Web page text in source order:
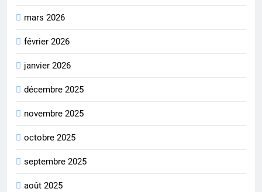
mars 2026
février 2026
janvier 2026
décembre 2025
novembre 2025
octobre 2025
septembre 2025
août 2025